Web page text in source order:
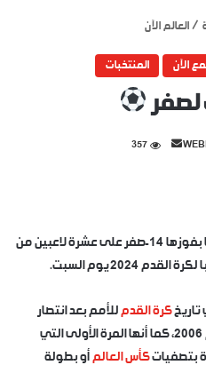
/ العالم الآن
الآن المنتخبات
أرسل 357
حققت فرنسا أكبر انتصار في تاريخها بفوزها 14-صفر على عشرة لاعبين من
يوم السبت.
تاريخكرة القدمللأمم بعد انتصار
ألمانيا 13-صفر على سان مارينو عام 2006، كما أنها المرة الأولى التي
كأس العالم أو بطولة